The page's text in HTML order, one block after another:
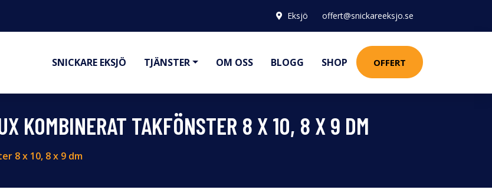
Eksjö offert@snickareeksjo.se
SNICKARE EKSJÖ TJÄNSTER OM OSS BLOGG SHOP OFFERT
KOMBINERAT TAKFÖNSTER 8 X 10, 8 X 9 DM
8 x 10, 8 x 9 dm